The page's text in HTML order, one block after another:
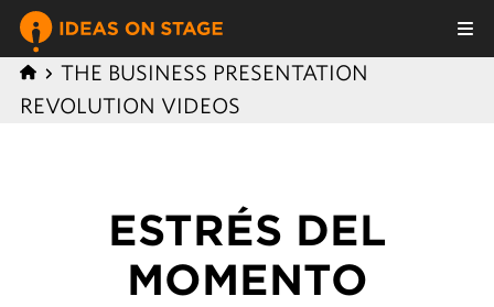
THE BUSINESS PRESENTATION
REVOLUTION VIDEOS
ESTRÉS DEL
MOMENTO